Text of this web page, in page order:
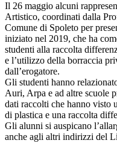
Il 26 maggio alcuni
Artistico, coordinati dalla
Comune di Spoleto per
iniziato nel 2019, che ha
studenti alla raccolta
e l’utilizzo della borraccia
dall’erogatore.
Gli studenti hanno
Auri, Arpa e ad altre scuole
dati raccolti che hanno visto
di plastica e una raccolta
Gli alunni si auspicano
anche agli altri indirizzi del